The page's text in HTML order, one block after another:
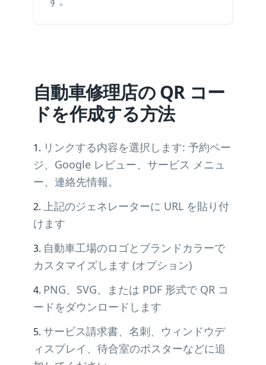
自動車修理店の QR コー
ドを作成する方法
リンクする内容を選択します: 予約ペー
ジ、Google レビュー、サービス メニュ
ー、連絡先情報。
上記のジェネレーターに URL を貼り付
けます
自動車工場のロゴとブランドカラーで
カスタマイズします (オプション)
PNG、SVG、または PDF 形式で QR コ
ードをダウンロードします
サービス請求書、名刺、ウィンドウデ
ィスプレイ、待合室のポスターなどに追